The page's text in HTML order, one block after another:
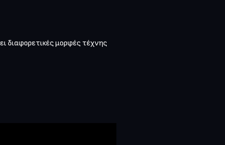
διαφορετικές μορφές τέχνης